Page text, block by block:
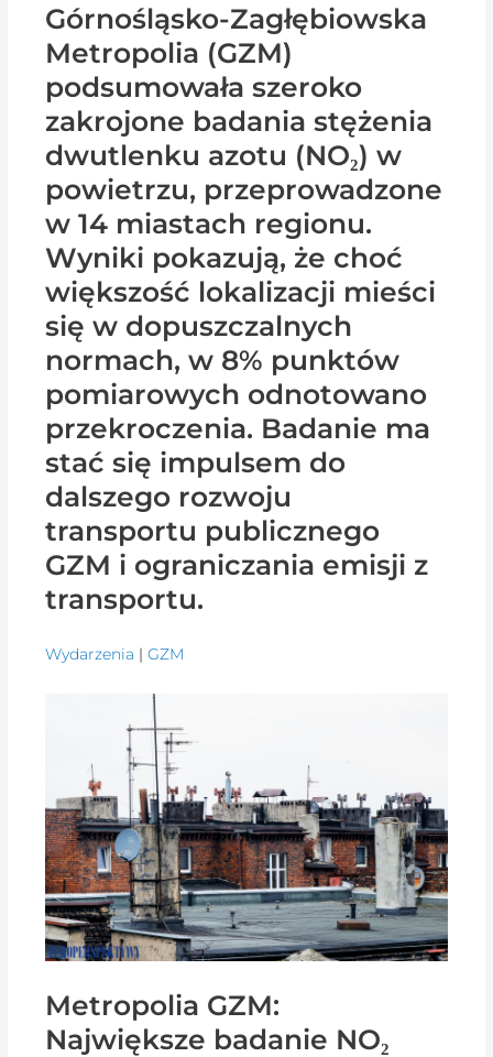
Górnośląsko-Zagłębiowska
Metropolia (GZM)
podsumowała szeroko
zakrojone badania stężenia
dwutlenku azotu (NO₂) w
powietrzu, przeprowadzone
w 14 miastach regionu.
Wyniki pokazują, że choć
większość lokalizacji mieści
się w dopuszczalnych
normach, w 8% punktów
pomiarowych odnotowano
przekroczenia. Badanie ma
stać się impulsem do
dalszego rozwoju
transportu publicznego
GZM i ograniczania emisji z
transportu.
Wydarzenia |GZM
Metropolia GZM:
Największe badanie NO₂